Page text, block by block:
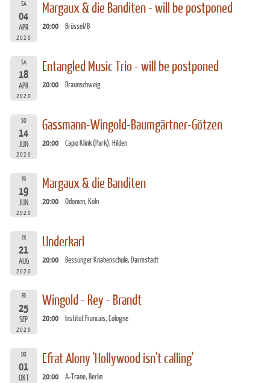
SA
04
APR
2020
Margaux & die Banditen - will be postponed
20:00 Brüssel/B
SA
18
APR
2020
Entangled Music Trio - will be postponed
20:00 Braunschweig
SO
14
JUN
2020
Gassmann-Wingold-Baumgärtner-Götzen
20:00 Capio Klink (Park), Hilden
FR
19
JUN
2020
Margaux & die Banditen
20:00 Odonien, Köln
FR
21
AUG
2020
Underkarl
20:00 Bessunger Knabenschule, Darmstadt
FR
25
SEP
2020
Wingold - Rey - Brandt
20:00 Institut Francais, Cologne
DO
01
OKT
Efrat Alony 'Hollywood isn't calling'
20:00 A-Trane, Berlin